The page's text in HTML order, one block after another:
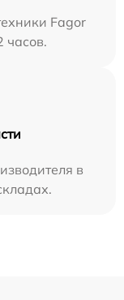
Fagor
часов.
в